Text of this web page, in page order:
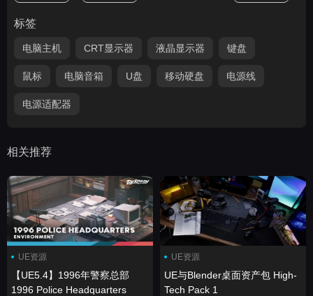
标签
电脑主机 CRT显示器 液晶显示器 键盘
鼠标 电脑音箱 U盘 移动硬盘 电源线
电源适配器
相关推荐
UE资源
【UE5.4】1996年警察总部
1996 Police Headquarters
UE资源
UE与Blender桌面资产包 High-
Tech Pack 1